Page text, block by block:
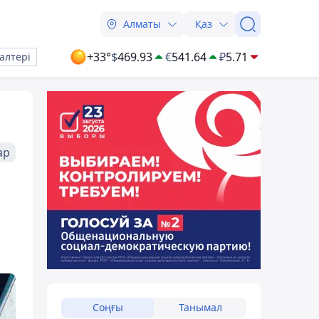
Алматы Қаз
+33°$469.93 €541.64 ₽5.71
Соңғы Танымал